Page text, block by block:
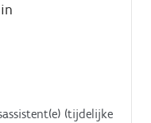
collega’s die
assistentes
onderschatten
en
een must.
in
(tijdelijke